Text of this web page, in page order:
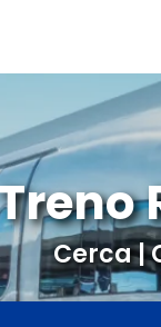
Cerca |